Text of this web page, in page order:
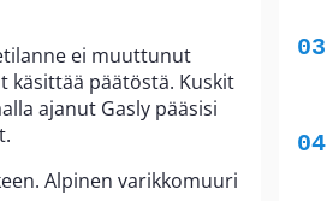
ei muuttunut
käsittää päätöstä. Kuskit
ajanut Gasly pääsisi
Alpinen varikkomuuri